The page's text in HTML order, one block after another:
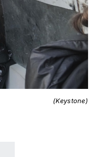
(Keystone)